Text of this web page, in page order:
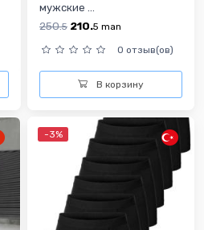
мужские ...
250.5 210.5 man
0 отзыв(ов)
В корзину
-3%